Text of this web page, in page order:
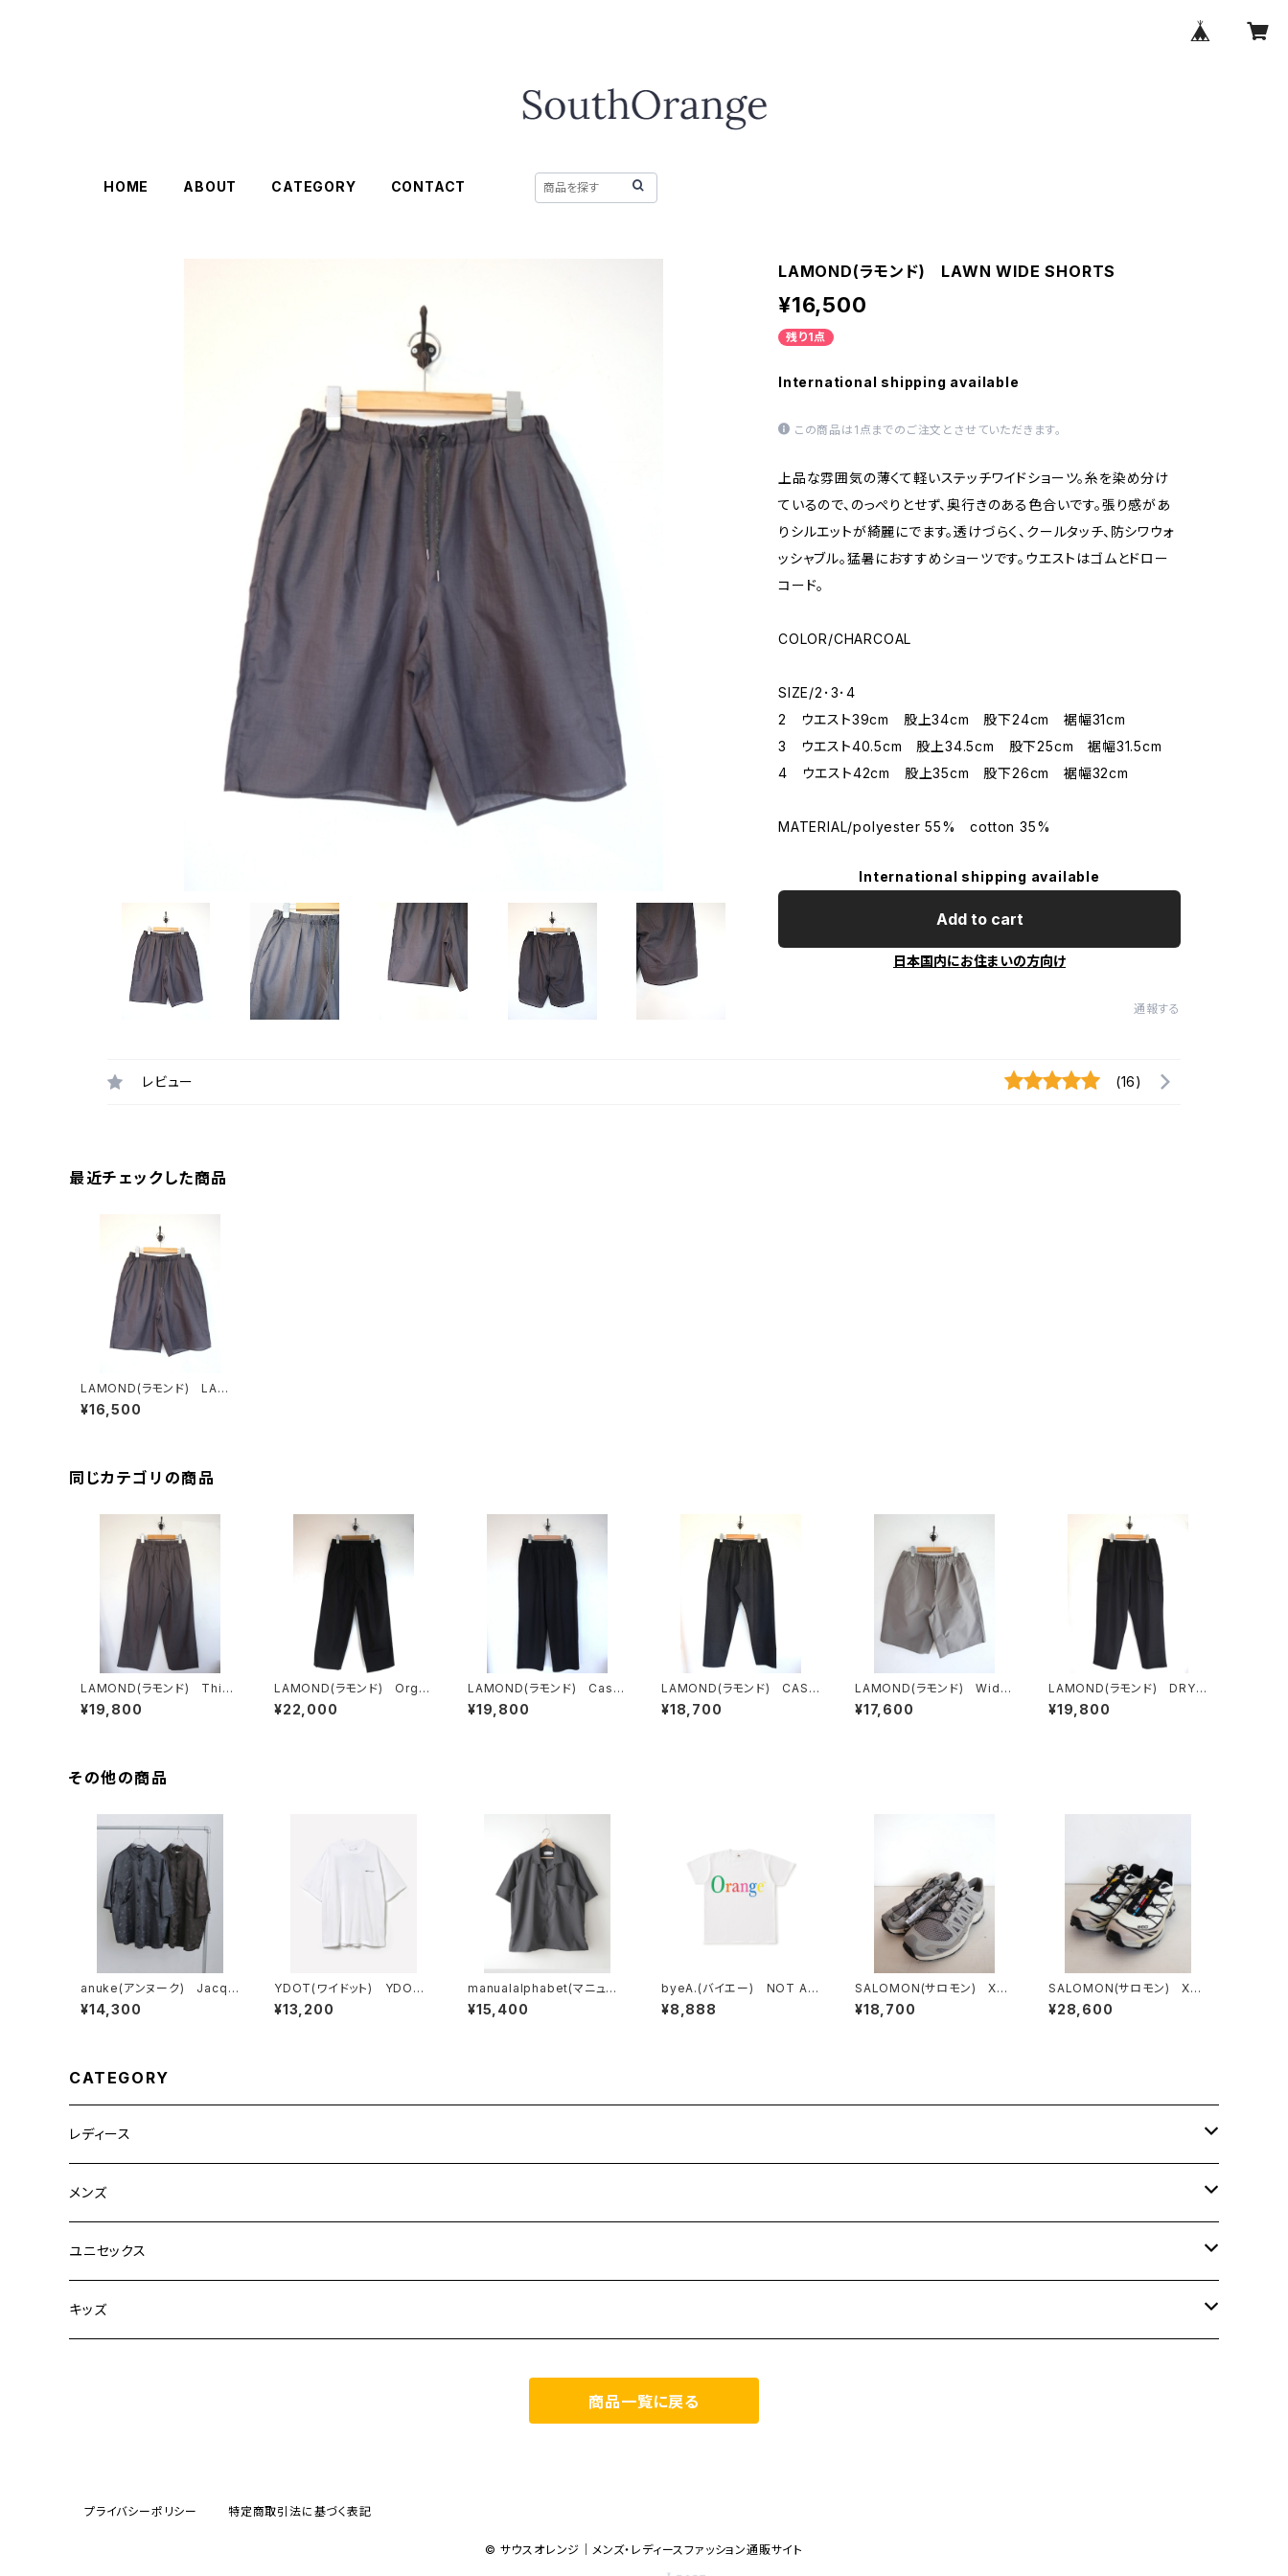
HOME ABOUT CATEGORY CONTACT
LAMOND(ラモンド) LAWN WIDE SHORTS
¥16,500
残り1点
International shipping available
この商品は1点までのご注文とさせていただきます。
上品な雰囲気の薄くて軽いステッチワイドショーツ。糸を染め分け
ているので、のっぺりとせず、奥行きのある色合いです。張り感があ
りシルエットが綺麗にでます。透けづらく、クールタッチ、防シワウォ
ッシャブル。猛暑におすすめショーツです。ウエストはゴムとドロー
コード。
COLOR/CHARCOAL
SIZE/2･3･4
2 ウエスト39cm 股上34cm 股下24cm 裾幅31cm
3 ウエスト40.5cm 股上34.5cm 股下25cm 裾幅31.5cm
4 ウエスト42cm 股上35cm 股下26cm 裾幅32cm
MATERIAL/polyester 55% cotton 35%
International shipping available
Add to cart
日本国内にお住まいの方向け
通報する
レビュー (16)
最近チェックした商品
LAMOND(ラモンド) LAWN
WIDE SHORTS
¥16,500
同じカテゴリの商品
LAMOND(ラモンド) Thin
Typewriter Center Seam
3tuck Pants
¥19,800
LAMOND(ラモンド) Orga
nic Cotton High Twist Wi
de Pants
¥22,000
LAMOND(ラモンド) Cash
mere Touch Standard Wi
de Pants
¥19,800
LAMOND(ラモンド) CASH
MERE TOUCH HRMS LINE
SLACKS
¥18,700
LAMOND(ラモンド) Wide
TC Weather Shorts
¥17,600
LAMOND(ラモンド) DRY
TOUCH KERSEY CARGO
PANTS
¥19,800
その他の商品
anuke(アンヌーク) Jacqu
ard Halfsleeve Shirts
¥14,300
YDOT(ワイドット) YDOT
MOUNTAIN T SHIRT
¥13,200
manualalphabet(マニュア
ルアルファベット) DRY TR
OPICAL OPEN COLLAR S
¥15,400
byeA.(バイエー) NOT AP
PLE TEE
¥8,888
SALOMON(サロモン) XA
PRO 3D AMPHIB Palom
a
¥18,700
SALOMON(サロモン) XTｰ
6 VanilaIce/Black/Silver
Cloud
¥28,600
CATEGORY
レディース
CLANE
TOPS
BOTTOMS
TEN.
ETRE TOKYO
メンズ
FUJITO
TOPS
CURLY
ユニセックス
20/80
キッズ
商品一覧に戻る
プライバシーポリシー 特定商取引法に基づく表記
© サウスオレンジ｜メンズ・レディースファッション通販サイト